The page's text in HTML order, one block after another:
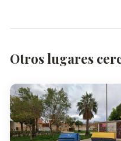
Otros lugares